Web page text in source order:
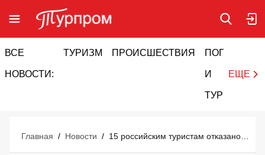
ВСЕ
НОВОСТИ:
ТУРИЗМ ПРОИСШЕСТВИЯ ПОГОДА
И
ТУРИЗМ
ЕЩЕ
Главная / Новости /